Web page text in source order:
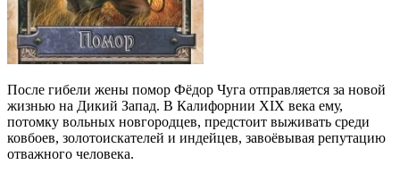
После гибели жены помор Фёдор Чуга отправляется за новой
жизнью на Дикий Запад. В Калифорнии XIX века ему,
потомку вольных новгородцев, предстоит выживать среди
ковбоев, золотоискателей и индейцев, завоёвывая репутацию
отважного человека.